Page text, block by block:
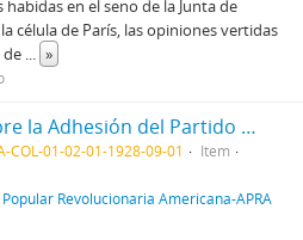
habidas en el seno de la Junta de
célula de París, las opiniones vertidas
de ... »
Informe sobre la Adhesión del Partido Nacionalista Libertador, 1/9/1928
COL-01-02-01-1928-09-01
Item
Revolucionaria Americana-APRA